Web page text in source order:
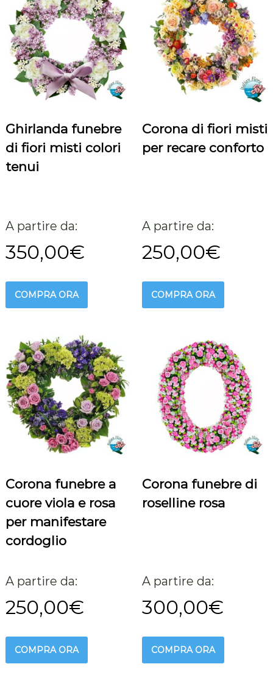
à
Ghirlanda funebre
di fiori misti colori
tenui
A partire da:
350,00€
COMPRA ORA
Corona di fiori misti
per recare conforto
A partire da:
250,00€
COMPRA ORA
Corona funebre a
cuore viola e rosa
per manifestare
cordoglio
A partire da:
250,00€
COMPRA ORA
Corona funebre di
roselline rosa
A partire da:
300,00€
COMPRA ORA